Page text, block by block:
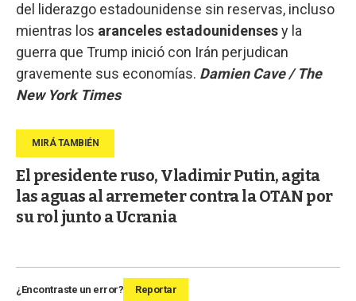
del liderazgo estadounidense sin reservas, incluso
mientras los aranceles estadounidensesy la
guerra que Trump inició con Irán perjudican
gravemente sus economías. Damien Cave / The
New York Times
El presidente ruso, Vladimir Putin, agita
las aguas al arremeter contra la OTAN por
su rol junto a Ucrania
¿Encontraste un error? Reportar